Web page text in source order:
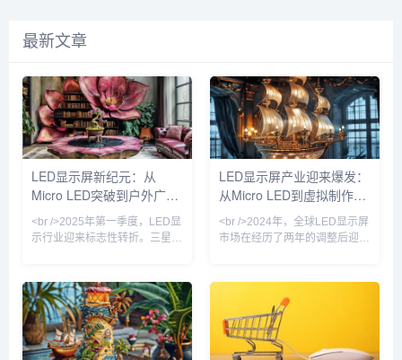
最新文章
LED显示屏新纪元：从
Micro LED突破到户外广告
的智慧革命
<br />2025年第一季度，LED显
示行业迎来标志性转折。三星、
示屏，像素间距首次突破0.3毫
米，亮度达到10,000尼特，功
耗较传统OLED降低40%。更关
键的是，此前困扰行业的巨量转
移良率问题已从99.9%提升至
LED显示屏产业迎来爆发：
从Micro LED到虚拟制作，
技术革命重塑千亿市场
<br />2024年，全球LED显示屏
市场在经历了两年的调整后迎来
是户外广告、舞台租赁、商业显
示、虚拟制作等多元场景的需求
共振。在中国，深圳、惠州等地
的LED显示屏企业订单排产已至